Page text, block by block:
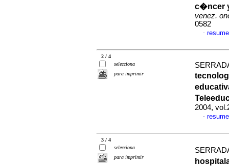
c�ncer
venez.
0582
·
2 / 4
selecciona
para imprimir
2004,
·
3 / 4
selecciona
para imprimir